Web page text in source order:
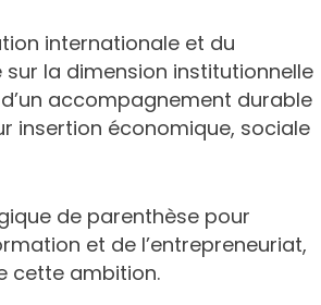
internationale et du
la dimension institutionnelle
accompagnement durable
insertion économique, sociale
de parenthèse pour
et de l’entrepreneuriat,
cette ambition.